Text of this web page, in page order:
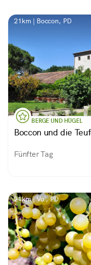
21km | Boccon, PD
BERGE UND HÜGEL
Boccon und die
Fünfter Tag
21km | Vo', PD